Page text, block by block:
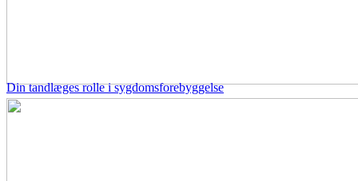
Din tandlæges rolle i sygdomsforebyggelse